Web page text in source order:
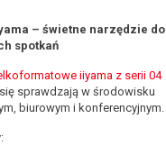
– świetne narzędzie do
spotkań
iiyama z serii 04
sprawdzają w środowisku
biurowym i konferencyjnym.